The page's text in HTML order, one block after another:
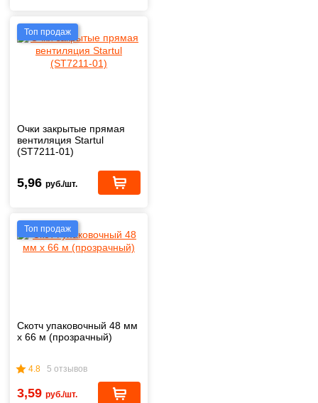
Топ продаж
Очки закрытые прямая
вентиляция Startul
(ST7211-01)
5,96 руб./шт.
Топ продаж
Скотч упаковочный 48 мм
х 66 м (прозрачный)
4.8 5 отзывов
3,59 руб./шт.